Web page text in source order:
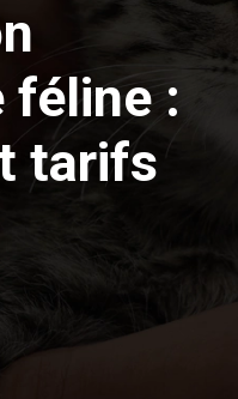
féline :
tarifs